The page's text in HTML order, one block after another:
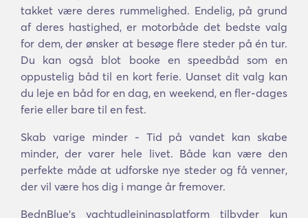
takket være deres rummelighed. Endelig, på grund
af deres hastighed, er motorbåde det bedste valg
for dem, der ønsker at besøge flere steder på én tur.
Du kan også blot booke en speedbåd som en
oppustelig båd til en kort ferie. Uanset dit valg kan
du leje en båd for en dag, en weekend, en fler-dages
ferie eller bare til en fest.
Skab varige minder - Tid på vandet kan skabe
minder, der varer hele livet. Både kan være den
perfekte måde at udforske nye steder og få venner,
der vil være hos dig i mange år fremover.
BednBlue's yachtudlejningsplatform tilbyder kun